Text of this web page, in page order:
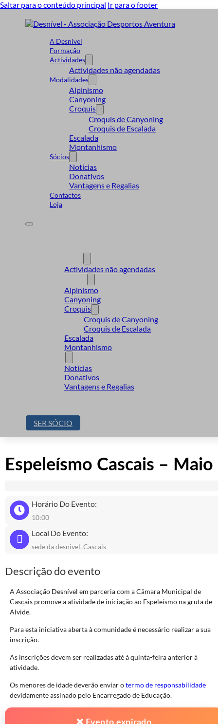
Saltar para o conteúdo principal Ir para o footer
A Desnível
Formação
Actividades
Actividades não agendadas
Modalidades
Alpinismo
Canyoning
Croquis
Croquis de Canyoning
Croquis de Escalada
Escalada
Montanhismo
Sócios
Notícias
Donativos
Vantagens e Regalias
Contactos
Loja
Actividades não agendadas
Alpinismo
Canyoning
Croquis
Croquis de Canyoning
Croquis de Escalada
Escalada
Montanhismo
Notícias
Donativos
Vantagens e Regalias
SER SÓCIO
Espeleísmo Cascais – Maio
Horário Do Evento:
10:00
Local Do Evento:
sede da desnivel, Cascais
Descrição do evento
A Associação Desnível em parceria com a Câmara Municipal de
Cascais promove a atividade de iniciação ao Espeleísmo na gruta de
Alvide.
Para esta iniciativa aberta à comunidade é necessário realizar a sua
inscrição.
As inscrições devem ser realizadas até à quinta-feira anterior à
atividade.
Os menores de idade deverão enviar otermo de responsabilidade
devidamente assinado pelo Encarregado de Educação.